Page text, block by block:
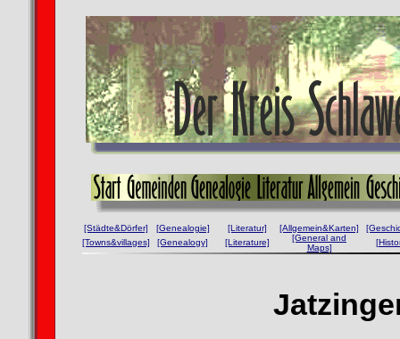
[Städte&Dörfer] [Genealogie] [Literatur] [Allgemein&Karten]
[Towns&villages]
[Genealogy] [Literature]
[General and
Maps]